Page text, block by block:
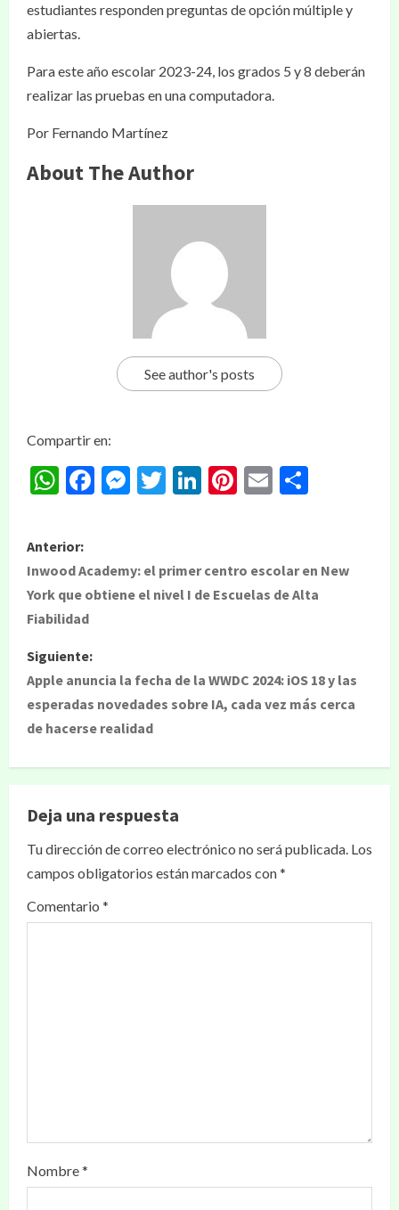
estudiantes responden preguntas de opción múltiple y
abiertas.
Para este año escolar 2023-24, los grados 5 y 8 deberán
realizar las pruebas en una computadora.
Por Fernando Martínez
About The Author
See author's posts
Compartir en:
WhatsApp
Facebook
Messenger
Twitter
LinkedIn
Pinterest
Email
Anterior:
Inwood Academy: el primer centro escolar en New
York que obtiene el nivel I de Escuelas de Alta
Fiabilidad
Siguiente:
Apple anuncia la fecha de la WWDC 2024: iOS 18 y las
esperadas novedades sobre IA, cada vez más cerca
de hacerse realidad
Deja una respuesta
Tu dirección de correo electrónico no será publicada. Los
campos obligatorios están marcados con*
Comentario *
Nombre*